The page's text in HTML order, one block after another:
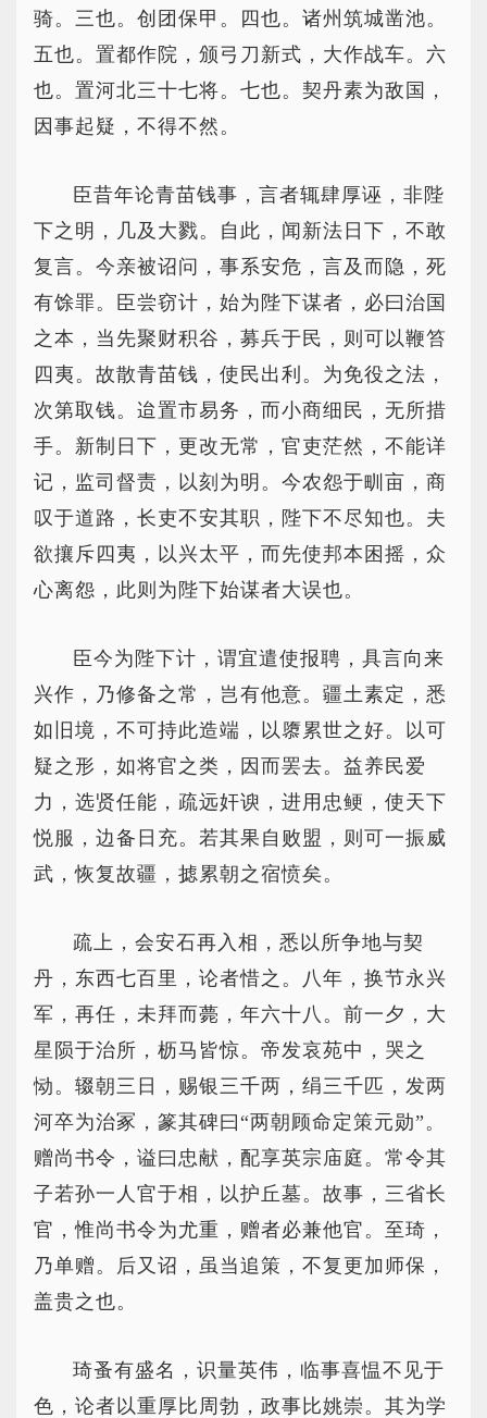
骑。三也。创团保甲。四也。诸州筑城凿池。
五也。置都作院，颁弓刀新式，大作战车。六
也。置河北三十七将。七也。契丹素为敌国，
因事起疑，不得不然。
臣昔年论青苗钱事，言者辄肆厚诬，非陛
下之明，几及大戮。自此，闻新法日下，不敢
复言。今亲被诏问，事系安危，言及而隐，死
有馀罪。臣尝窃计，始为陛下谋者，必曰治国
之本，当先聚财积谷，募兵于民，则可以鞭笞
四夷。故散青苗钱，使民出利。为免役之法，
次第取钱。迨置市易务，而小商细民，无所措
手。新制日下，更改无常，官吏茫然，不能详
记，监司督责，以刻为明。今农怨于甽亩，商
叹于道路，长吏不安其职，陛下不尽知也。夫
欲攘斥四夷，以兴太平，而先使邦本困摇，众
心离怨，此则为陛下始谋者大误也。
臣今为陛下计，谓宜遣使报聘，具言向来
兴作，乃修备之常，岂有他意。疆土素定，悉
如旧境，不可持此造端，以隳累世之好。以可
疑之形，如将官之类，因而罢去。益养民爱
力，选贤任能，疏远奸谀，进用忠鲠，使天下
悦服，边备日充。若其果自败盟，则可一振威
武，恢复故疆，摅累朝之宿愤矣。
疏上，会安石再入相，悉以所争地与契
丹，东西七百里，论者惜之。八年，换节永兴
军，再任，未拜而薨，年六十八。前一夕，大
星陨于治所，枥马皆惊。帝发哀苑中，哭之
恸。辍朝三日，赐银三千两，绢三千匹，发两
河卒为治冢，篆其碑曰“两朝顾命定策元勋”。
赠尚书令，谥曰忠献，配享英宗庙庭。常令其
子若孙一人官于相，以护丘墓。故事，三省长
官，惟尚书令为尤重，赠者必兼他官。至琦，
乃单赠。后又诏，虽当追策，不复更加师保，
盖贵之也。
琦蚤有盛名，识量英伟，临事喜愠不见于
色，论者以重厚比周勃，政事比姚崇。其为学